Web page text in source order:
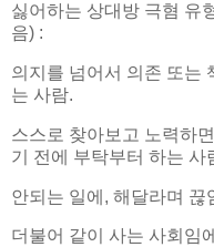
싫어하는 상대방 극혐 유
음) :
의지를 넘어서 의존 또는
는 사람.
스스로 찾아보고 노력하
기 전에 부탁부터 하는 사
안되는 일에, 해달라며
더불어 같이 사는 사회임